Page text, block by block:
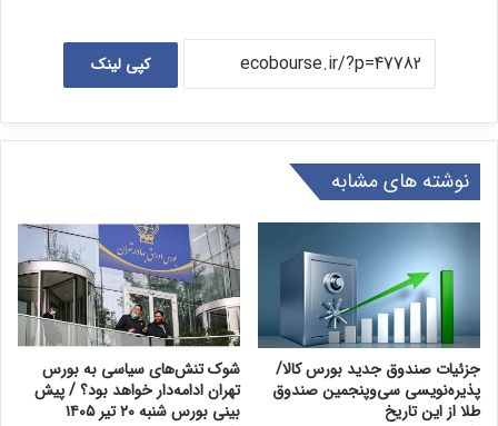
کپی لینک
نوشته های مشابه
جزئیات صندوق جدید بورس کالا/
پذیره‌نویسی سی‌وپنجمین صندوق
طلا از این تاریخ
شوک تنش‌های سیاسی به بورس
تهران ادامه‌دار خواهد بود؟ / پیش
بینی بورس شنبه ۲۰ تیر ۱۴۰۵